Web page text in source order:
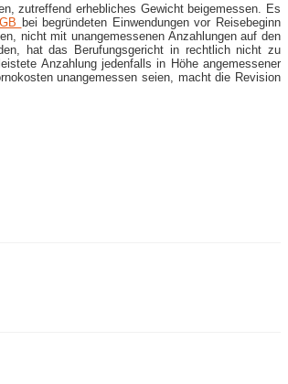
zutreffend erhebliches Gewicht beigemessen. Es
bei begründeten Einwendungen vor Reisebeginn
nicht mit unangemessenen Anzahlungen auf den
hat das Berufungsgericht in rechtlich nicht zu
Anzahlung jedenfalls in Höhe angemessener
unangemessen seien, macht die Revision